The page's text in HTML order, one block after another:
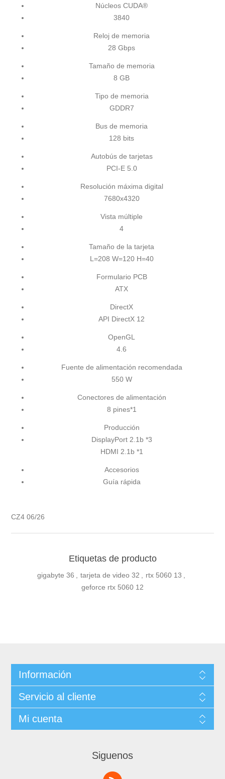
Núcleos CUDA®
3840
Reloj de memoria
28 Gbps
Tamaño de memoria
8 GB
Tipo de memoria
GDDR7
Bus de memoria
128 bits
Autobús de tarjetas
PCI-E 5.0
Resolución máxima digital
7680x4320
Vista múltiple
4
Tamaño de la tarjeta
L=208 W=120 H=40
Formulario PCB
ATX
DirectX
API DirectX 12
OpenGL
4.6
Fuente de alimentación recomendada
550 W
Conectores de alimentación
8 pines*1
Producción
DisplayPort 2.1b *3
HDMI 2.1b *1
Accesorios
Guía rápida
CZ4 06/26
Etiquetas de producto
gigabyte 36 , tarjeta de video 32 , rtx 5060 13 ,
geforce rtx 5060 12
Información
Servicio al cliente
Mi cuenta
Siguenos